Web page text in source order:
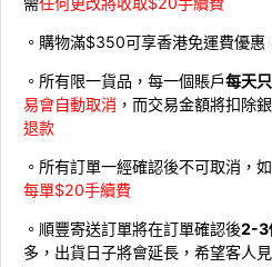
。購物滿$350可享香港免運費優
。所有限一貨品，每一個賬戶每天
易會自動取消 ，而交易金額將扣除
退款
。所有訂單一經確認後不可取消，
每單$20手續費
。順豐寄送訂單將在訂單確認後2-3
多，出貨日子將會延長，希望客人